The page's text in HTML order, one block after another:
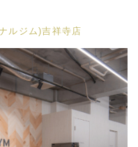
ルジム)吉祥寺店